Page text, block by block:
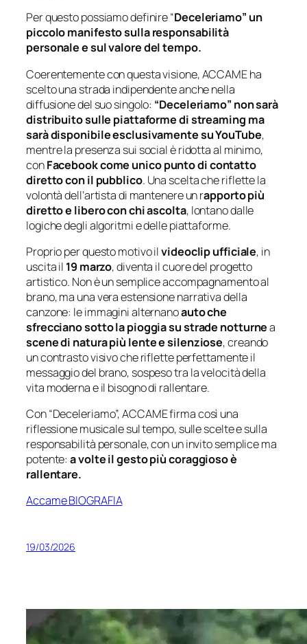
Per questo possiamo definire “Deceleriamo” un
piccolo manifesto sulla responsabilità
personale e sul valore del tempo.
Coerentemente con questa visione, ACCAME ha
scelto una strada indipendente anche nella
diffusione del suo singolo: “Deceleriamo” non sarà
distribuito sulle piattaforme di streaming ma
sarà disponibile esclusivamente su YouTube,
mentre la presenza sui social è ridotta al minimo,
conFacebook come unico punto di contatto
diretto con il pubblico. Una scelta che riflette la
volontà dell’artista di mantenere un rapporto più
diretto e libero con chi ascolta, lontano dalle
logiche degli algoritmi e delle piattaforme.
Proprio per questo motivo ilvideoclip ufficiale, in
uscita il 19 marzo, diventa il cuore del progetto
artistico. Non è un semplice accompagnamento al
brano, ma una vera estensione narrativa della
canzone: le immagini alternanoauto che
sfrecciano sotto la pioggia su strade notturnea
scene di natura più lente e silenziose, creando
un contrasto visivo che riflette perfettamente il
messaggio del brano, sospeso tra la velocità della
vita moderna e il bisogno di rallentare.
Con “Deceleriamo”, ACCAME firma così una
riflessione musicale sul tempo, sulle scelte e sulla
responsabilità personale, con un invito semplice ma
potente:a volte il gesto più coraggioso è
rallentare.
Accame BIOGRAFIA
19/03/2026